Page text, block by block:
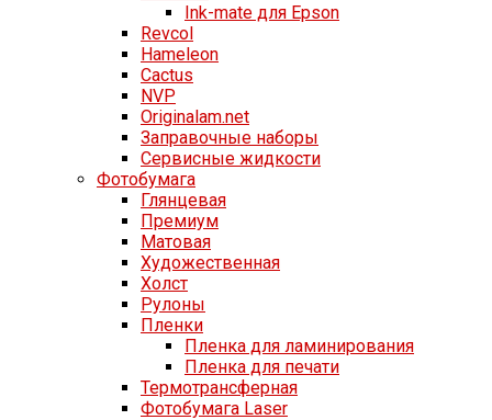
Ink-mate для Epson
Revcol
Hameleon
Cactus
NVP
Originalam.net
Заправочные наборы
Сервисные жидкости
Фотобумага
Глянцевая
Премиум
Матовая
Художественная
Холст
Рулоны
Пленки
Пленка для ламинирования
Пленка для печати
Термотрансферная
Фотобумага Laser